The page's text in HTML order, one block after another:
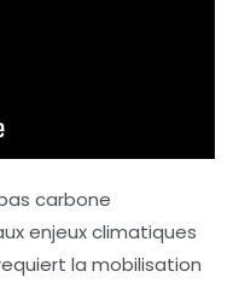
carbone
enjeux climatiques
la mobilisation